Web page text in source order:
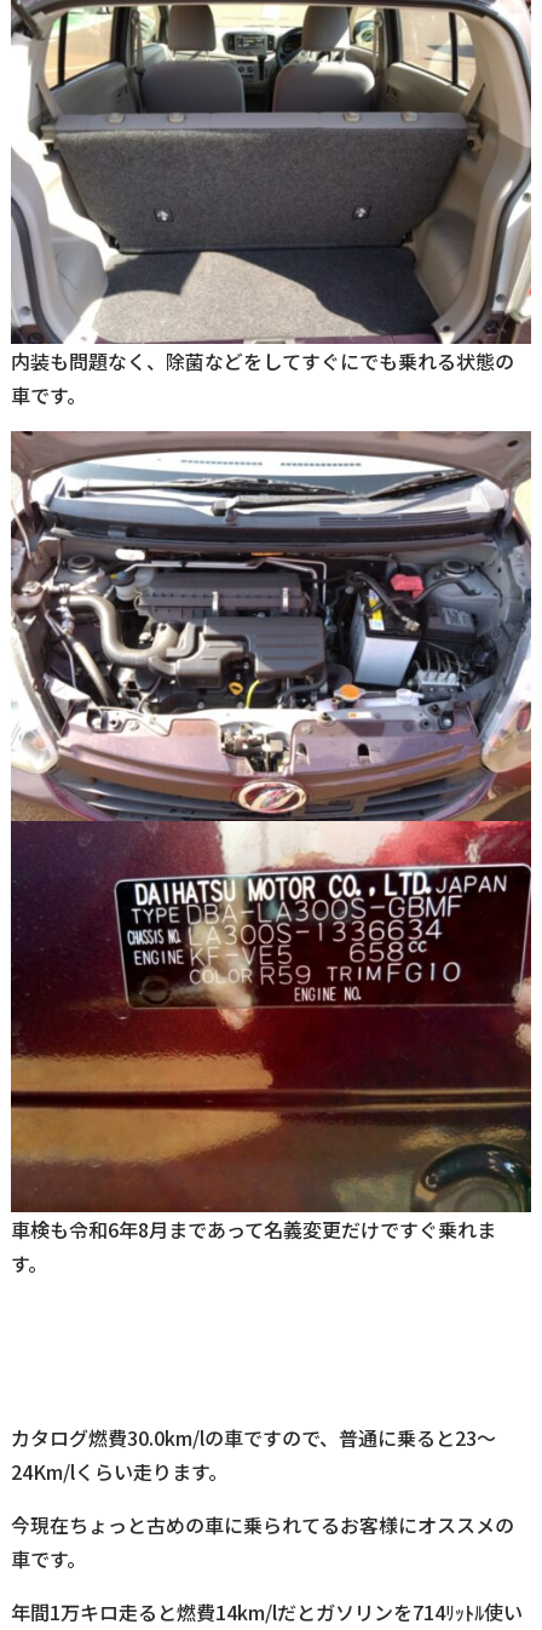
内装も問題なく、除菌などをしてすぐにでも乗れる状態の
車です。
車検も令和6年8月まであって名義変更だけですぐ乗れま
す。
カタログ燃費30.0km/lの車ですので、普通に乗ると23～
24Km/lくらい走ります。
今現在ちょっと古めの車に乗られてるお客様にオススメの
車です。
年間1万キロ走ると燃費14km/lだとガソリンを714ﾘｯﾄﾙ使い